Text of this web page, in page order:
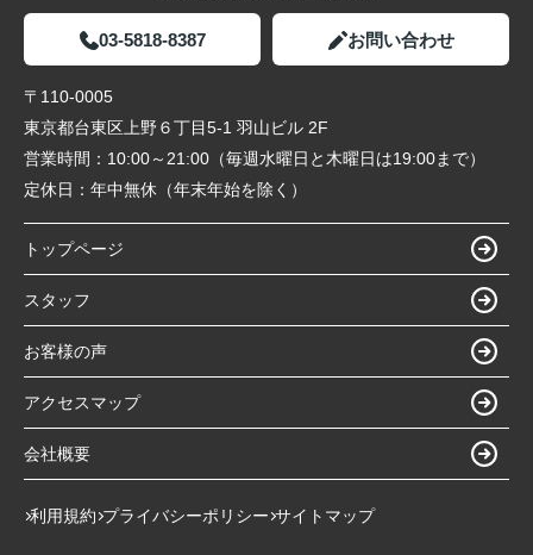
03-5818-8387 お問い合わせ
〒110-0005
東京都台東区上野６丁目5-1 羽山ビル 2F
営業時間： 10:00～21:00（毎週水曜日と木曜日は19:00まで）
定休日： 年中無休（年末年始を除く）
トップページ
スタッフ
お客様の声
アクセスマップ
会社概要
利用規約 プライバシーポリシー サイトマップ